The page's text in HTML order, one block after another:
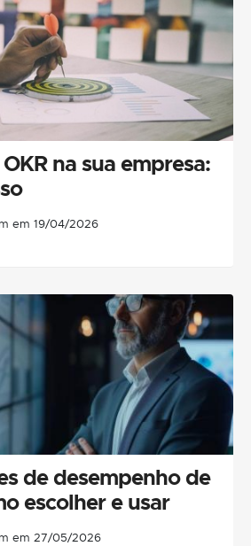
na sua empresa:
em 19/04/2026
de desempenho de
escolher e usar
em 27/05/2026